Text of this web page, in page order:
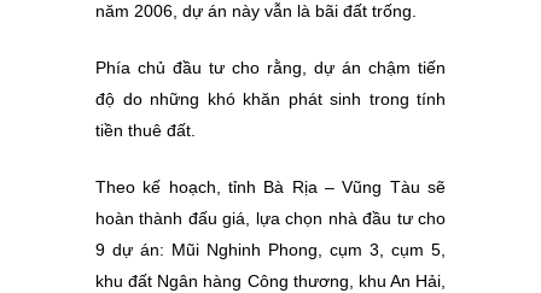
năm 2006, dự án này vẫn là bãi đất trống.
Phía chủ đầu tư cho rằng, dự án chậm tiến
độ do những khó khăn phát sinh trong tính
tiền thuê đất.
Theo kế hoạch, tỉnh Bà Rịa – Vũng Tàu sẽ
hoàn thành đấu giá, lựa chọn nhà đầu tư cho
9 dự án: Mũi Nghinh Phong, cụm 3, cụm 5,
khu đất Ngân hàng Công thương, khu An Hải,